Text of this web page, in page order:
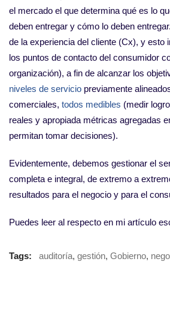
el mercado el que determina qué es lo
deben entregar y cómo lo deben
de la experiencia del cliente (Cx), y esto
los puntos de contacto del consumidor
organización), a fin de alcanzar los
niveles de servicio previamente
comerciales, todos medibles (medir
reales y apropiada métricas agregadas
permitan tomar decisiones).
Evidentemente, debemos gestionar el
completa e integral, de extremo a
resultados para el negocio y para el
Puedes leer al respecto en mi artículo
Tags: auditoría, gestión, Gobierno,